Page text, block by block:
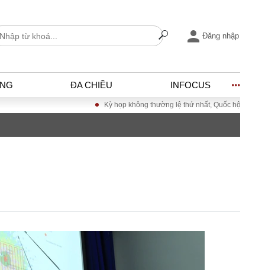
Đăng nhập
ĐA CHIỀU INFOCUS
– Đô thị
Kỳ họp không thường lệ thứ nhất, Quốc hội khóa XVI